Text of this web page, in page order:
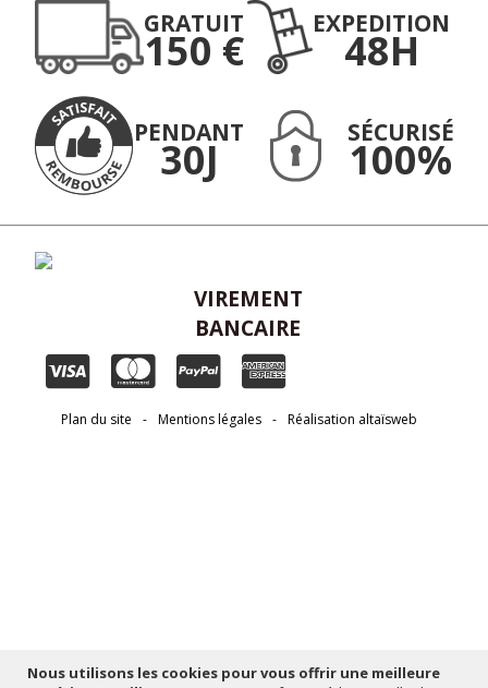
Nous utilisons les cookies pour vous offrir une meilleure
d’information
GRATUIT
150 €
EXPEDITION
48H
PENDANT
30J
SÉCURISÉ
100%
VIREMENT
BANCAIRE
Plan du site - Mentions légales - Réalisation altaïsweb